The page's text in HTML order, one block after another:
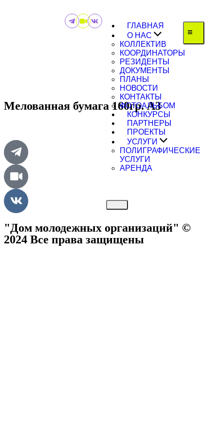
ГЛАВНАЯ
О НАС
КОЛЛЕКТИВ
КООРДИНАТОРЫ
РЕЗИДЕНТЫ
ДОКУМЕНТЫ
ПЛАНЫ
НОВОСТИ
КОНТАКТЫ
ФОТОАЛЬБОМ
КОНКУРСЫ
ПАРТНЕРЫ
ПРОЕКТЫ
УСЛУГИ
ПОЛИГРАФИЧЕСКИЕ
УСЛУГИ
АРЕНДА
Мелованная бумага 160гр. А3
"Дом молодежных организаций" ©
2024 Все права защищены